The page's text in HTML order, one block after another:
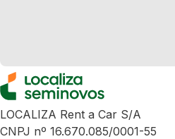
LOCALIZA Rent a Car S/A
CNPJ nº 16.670.085/0001-55